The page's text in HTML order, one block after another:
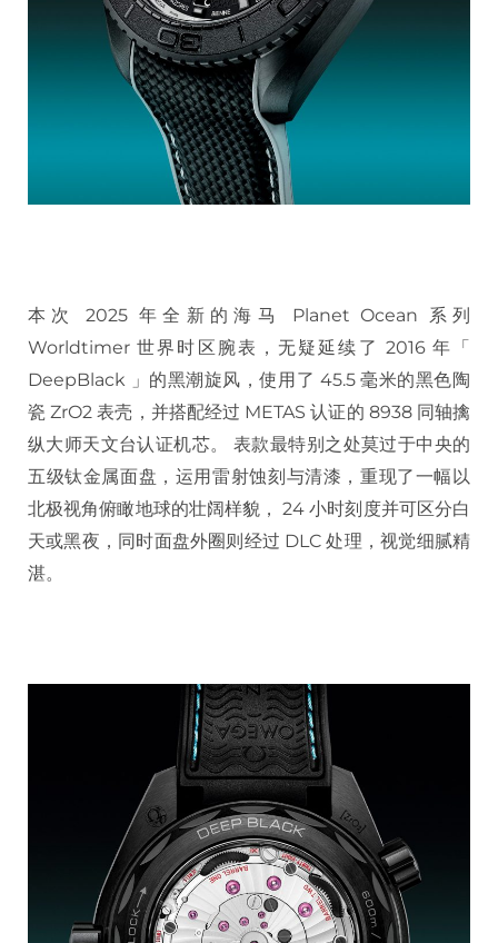
本次 2025 年全新的海马 Planet Ocean 系列
Worldtimer 世界时区腕表，无疑延续了 2016 年「
DeepBlack 」的黑潮旋风，使用了 45.5 毫米的黑色陶
瓷 ZrO2 表壳，并搭配经过 METAS 认证的 8938 同轴擒
纵大师天文台认证机芯。 表款最特别之处莫过于中央的
五级钛金属面盘，运用雷射蚀刻与清漆，重现了一幅以
北极视角俯瞰地球的壮阔样貌， 24 小时刻度并可区分白
天或黑夜，同时面盘外圈则经过 DLC 处理，视觉细腻精
湛。